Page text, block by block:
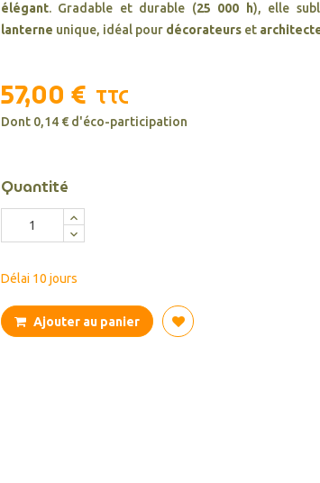
élégant. Gradable et durable (25 000 h), elle
lanterne unique, idéal pour décorateurs et
57,00 € TTC
Dont 0,14 € d'éco-participation
Quantité
Délai 10 jours
Ajouter au panier